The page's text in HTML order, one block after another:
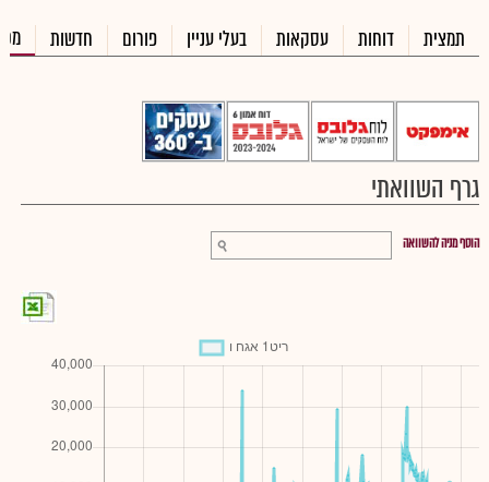
תמצית דוחות עסקאות בעלי עניין פורום חדשות
גרף השוואתי
הוסף מניה להשוואה